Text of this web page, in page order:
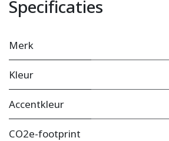
Specificaties
Merk
Kleur
Accentkleur
CO2e-footprint